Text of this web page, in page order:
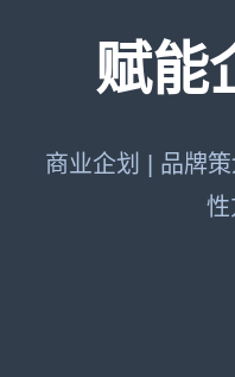
赋能
商业企划 | 品牌
性